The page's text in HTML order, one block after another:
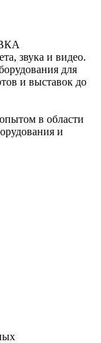
звука и видео.
для
и выставок до
в области
и